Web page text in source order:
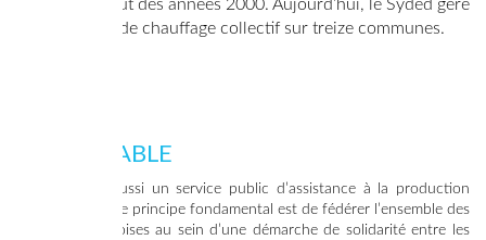
Syded au début des années 2000. Aujourd’hui, le Syded gère
des systèmes de chauffage collectif sur treize communes.
EAU POTABLE
Le Syded est aussi un service public d’assistance à la production
d’eau potable. Le principe fondamental est de fédérer l’ensemble des
collectivités lotoises au sein d’une démarche de solidarité entre les